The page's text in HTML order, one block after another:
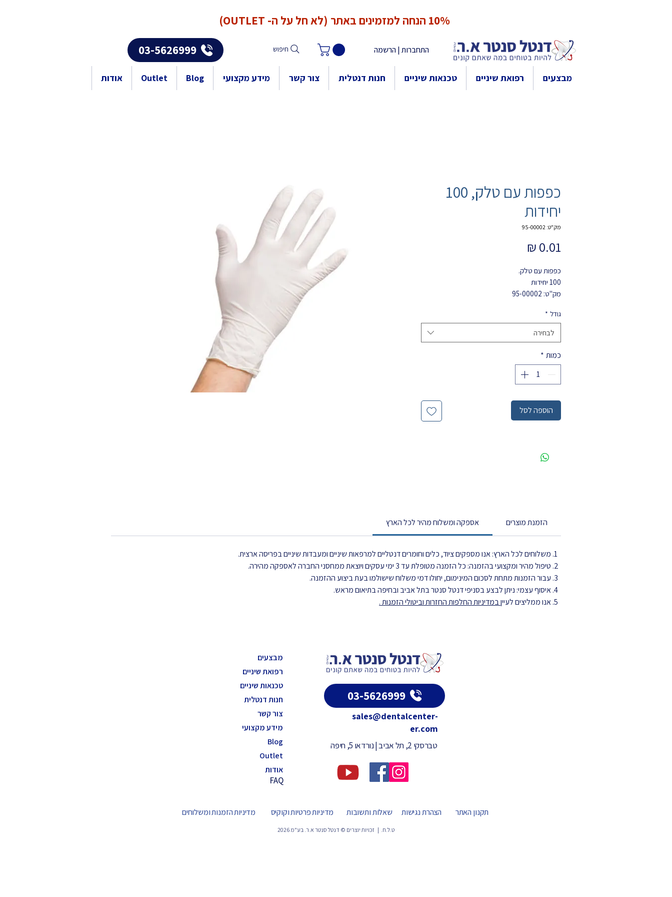
10% הנחה למזמינים באתר (לא חל על ה- OUTLET)
התחברות | הרשמה חיפוש 03-5626999
מבצעים רפואת שיניים טכנאות שיניים חנות דנטלית צור קשר מידע מקצועי Blog
Outlet אודות
כפפות עם טלק, 100
יחידות
מק"ט: 95-00002
כפפות עם טלק.
100 יחידות
מק"ט: 95-00002
גודל *
לבחירה
כמות *
הוספה לסל
אספקה ומשלוח מהיר לכל הארץ הזמנת מוצרים
משלוחים לכל הארץ: אנו מספקים ציוד, כלים וחומרים דנטליים למרפאות שיניים ומעבדות שיניים בפריסה ארצית.
טיפול מהיר ומקצועי בהזמנה: כל הזמנה מטופלת עד 3 ימי עסקים ויוצאת ממחסני החברה לאספקה מהירה.
עבור הזמנות מתחת לסכום המינימום, יחולו דמי משלוח שישולמו בעת ביצוע ההזמנה.
איסוף עצמי: ניתן לבצע בסניפי דנטל סנטר בתל אביב ובחיפה בתיאום מראש.
אנו ממליצים לעייןבמדיניות החלפות החזרות וביטולי הזמנות.
03-5626999
sales@dentalcenter-
er.com
טברסקי 2, תל אביב | נורדאו 5, חיפה
מבצעים
רפואת שיניים
טכנאות שיניים
חנות דנטלית
צור קשר
מידע מקצועי
Blog
Outlet
אודות
FAQ
תקנון האתר הצהרת נגישות שאלות ותשובות מדיניות פרטיות וקוקיס מדיניות הזמנות ומשלוחים
ט.ל.ח. | זכויות יוצרים © דנטל סנטר א.ר. בע"מ 2026